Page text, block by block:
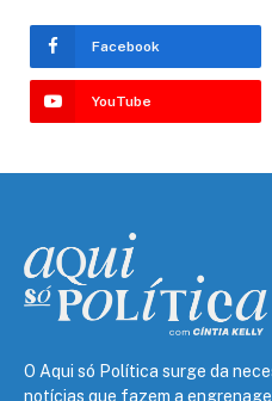
Facebook
YouTube
O Aqui só Política surge da
notícias que fazem a